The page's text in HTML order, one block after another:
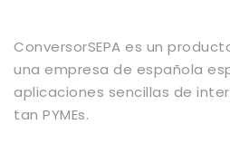
ConversorSEPA es un
una empresa de española
aplicaciones sencillas de
tan PYMEs.